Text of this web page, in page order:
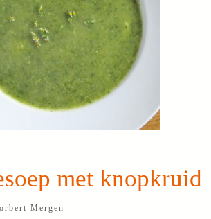
met knopkruid
Mergen